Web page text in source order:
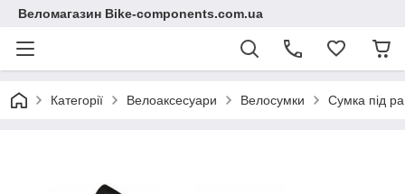
Веломагазин Bike-components.com.ua
Категорії Велоаксесуари Велосумки Сумка під